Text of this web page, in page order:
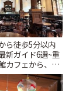
ら徒歩5分以内
新ガイド6選~重
カフェから、改
喫茶まで~ | こと